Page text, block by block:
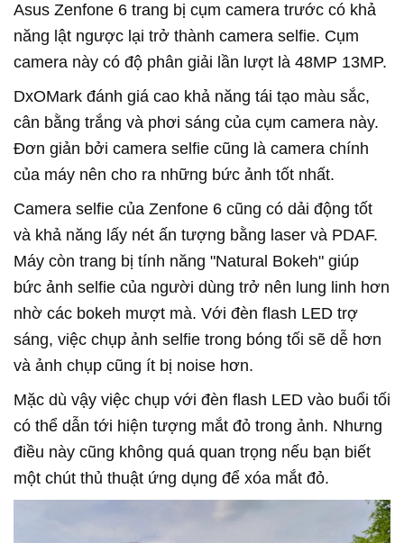
Asus Zenfone 6 trang bị cụm camera trước có khả
năng lật ngược lại trở thành camera selfie. Cụm
camera này có độ phân giải lần lượt là 48MP 13MP.
DxOMark đánh giá cao khả năng tái tạo màu sắc,
cân bằng trắng và phơi sáng của cụm camera này.
Đơn giản bởi camera selfie cũng là camera chính
của máy nên cho ra những bức ảnh tốt nhất.
Camera selfie của Zenfone 6 cũng có dải động tốt
và khả năng lấy nét ấn tượng bằng laser và PDAF.
Máy còn trang bị tính năng "Natural Bokeh" giúp
bức ảnh selfie của người dùng trở nên lung linh hơn
nhờ các bokeh mượt mà. Với đèn flash LED trợ
sáng, việc chụp ảnh selfie trong bóng tối sẽ dễ hơn
và ảnh chụp cũng ít bị noise hơn.
Mặc dù vậy việc chụp với đèn flash LED vào buổi tối
có thể dẫn tới hiện tượng mắt đỏ trong ảnh. Nhưng
điều này cũng không quá quan trọng nếu bạn biết
một chút thủ thuật ứng dụng để xóa mắt đỏ.